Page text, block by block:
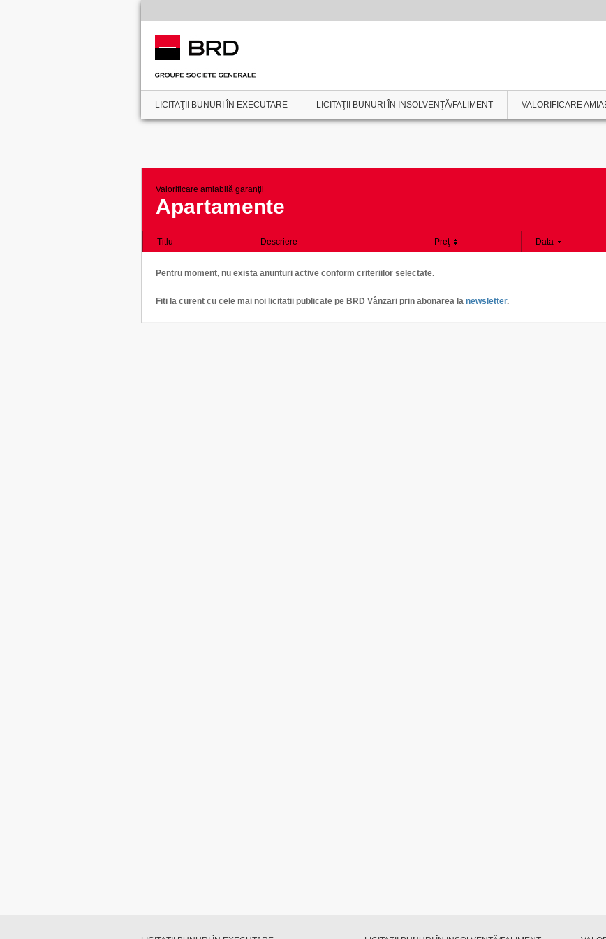
LICITAŢII BUNURI ÎN EXECUTARE LICITAŢII BUNURI ÎN INSOLVENŢĂ/FALIMENT VALORIFICARE
Valorificare amiabilă garanţii
Apartamente
Titlu Descriere Preţ Data
Pentru moment, nu exista anunturi active conform criteriilor selectate.
Fiti la curent cu cele mai noi licitatii publicate pe BRD Vânzari prin abonarea la newsletter.